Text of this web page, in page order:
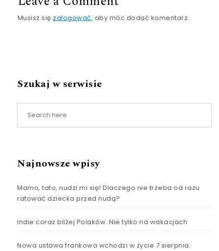
Musisz się zalogować, aby móc dodać komentarz.
Szukaj w serwisie
Najnowsze wpisy
Mamo, tato, nudzi mi się! Dlaczego nie trzeba od razu
ratować dziecka przed nudą?
Indie coraz bliżej Polaków. Nie tylko na wakacjach
Nowa ustawa frankowa wchodzi w życie 7 sierpnia.